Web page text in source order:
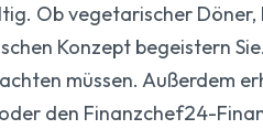
Ob vegetarischer
Konzept begeistern
müssen. Außerdem
den Finanzchef24-